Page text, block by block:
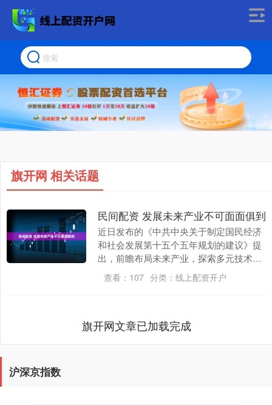
旗开网 相关话题
民间配资 发展未来产业不可面面俱到
近日发布的《中共中央关于制定国民经济
和社会发展第十五个五年规划的建议》提
出，前瞻布局未来产业，探索多元技术路
线、典型应用场景、可行商业模式、市场
监管规则，推动量....
查看： 107 分类： 线上配资开户
旗开网文章已加载完成
沪深京指数